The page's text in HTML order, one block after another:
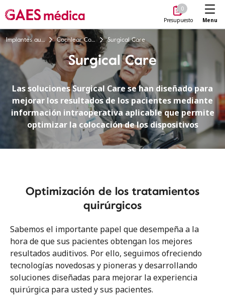
0
Presupuesto Menu
Implantes auditivos Cochlear Connected Care Surgical Care
Surgical Care
Las soluciones Surgical Care se han diseñado para
mejorar los resultados de los pacientes mediante
información intraoperativa aplicable que permite
optimizar la colocación de los dispositivos
Optimización de los tratamientos
quirúrgicos
Sabemos el importante papel que desempeña a la
hora de que sus pacientes obtengan los mejores
resultados auditivos. Por ello, seguimos ofreciendo
tecnologías novedosas y pioneras y desarrollando
soluciones diseñadas para mejorar la experiencia
quirúrgica para usted y sus pacientes.